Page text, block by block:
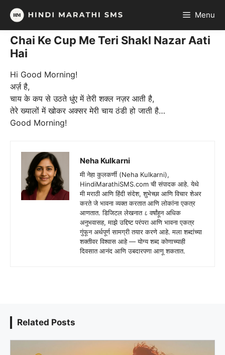
Skip
content
Menu
Chai Ke Cup Me Teri Shakl Nazar Aati
Hai
Hi Good Morning!
अर्ज़ है,
चाय के कप से उठते धुंए में तेरी शक्ल नज़र आती है,
तेरे ख्यालों में खोकर अक्सर मेरी चाय ठंडी हो जाती है…
Good Morning!
Neha Kulkarni
मी नेहा कुलकर्णी (Neha Kulkarni),
HindiMarathiSMS.com ची संपादक आहे. येथे
मी मराठी आणि हिंदी संदेश, शुभेच्छा आणि विचार शेअर
करते जे भावना व्यक्त करतात आणि लोकांना एकत्र
आणतात. डिजिटल लेखनात ८ वर्षांहून अधिक
अनुभवासह, माझे उद्दिष्ट परंपरा आणि भावना एकत्र
गुंफून अर्थपूर्ण सामग्री तयार करणे आहे. मला शब्दांच्या
शक्तीवर विश्वास आहे — योग्य शब्द कोणाच्याही
दिवसात आनंद आणि उबदारपणा आणू शकतात.
Related Posts